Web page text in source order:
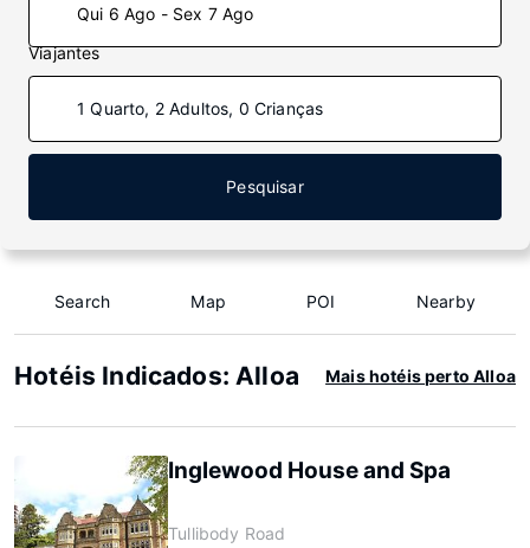
Qui 6 Ago - Sex 7 Ago
Viajantes
1 Quarto, 2 Adultos, 0 Crianças
Pesquisar
Search Map POI Nearby
Hotéis Indicados: Alloa Mais hotéis perto Alloa
Inglewood House and Spa
Tullibody Road